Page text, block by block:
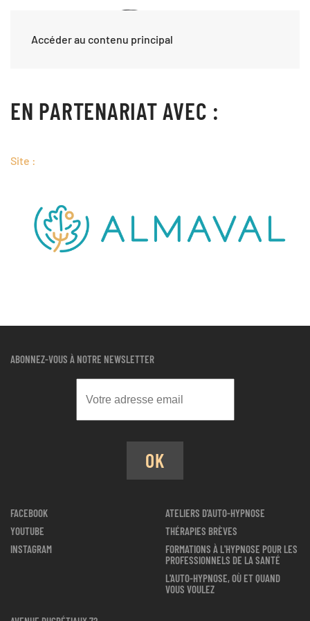
Accéder au contenu principal
EN PARTENARIAT AVEC :
Site :
ABONNEZ-VOUS À NOTRE NEWSLETTER
OK
FACEBOOK
YOUTUBE
INSTAGRAM
ATELIERS D'AUTO-HYPNOSE
THÉRAPIES BRÈVES
FORMATIONS À L'HYPNOSE POUR LES
PROFESSIONNELS DE LA SANTÉ
L'AUTO-HYPNOSE, OÙ ET QUAND
VOUS VOULEZ